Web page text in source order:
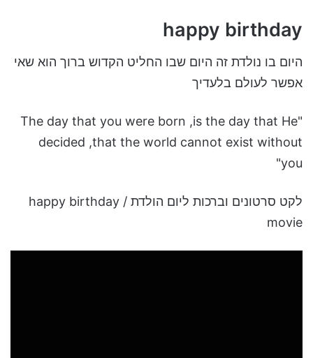
happy birthday
היום בו נולדת זה היום שבו החליט הקדוש ברוך הוא שאי
אפשר לעולם בלעדיך
"The day that you were born ,is the day that He
decided ,that the world cannot exist without
you"
לקט סרטונים וברכות ליום הולדת / happy birthday
movie